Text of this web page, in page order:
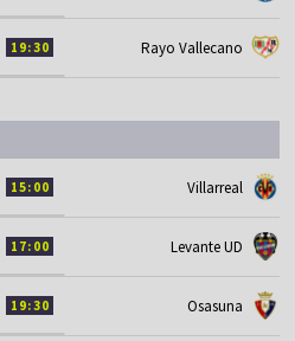
19:30 Rayo Vallecano
15:00 Villarreal
17:00 Levante UD
19:30 Osasuna